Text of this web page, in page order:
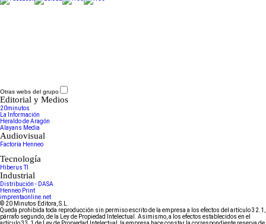
Otras webs del grupo
Editorial y Medios
20minutos
La Información
Heraldo de Aragón
Alayans Media
Audiovisual
Factoría Henneo
Tecnología
Hiberus TI
Industrial
Distribución - DASA
Henneo Print
imprentaonline.net
© 20 Minutos Editora, S.L.
Queda prohibida toda reproducción sin permiso escrito de la empresa a los efectos del artículo 32.1,
párrafo segundo, de la Ley de Propiedad Intelectual. Asimismo, a los efectos establecidos en el